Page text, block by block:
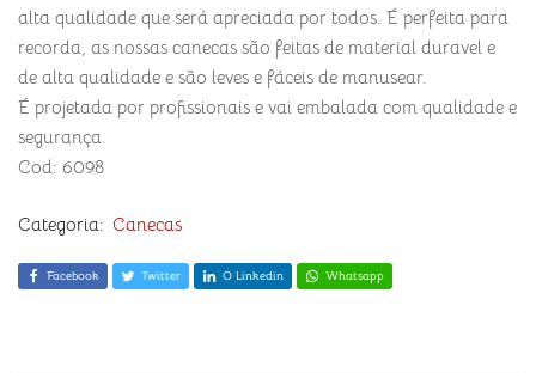
alta qualidade que será apreciada por todos. É perfeita para
recorda, as nossas canecas são feitas de material duravel e
de alta qualidade e são leves e fáceis de manusear.
É projetada por profissionais e vai embalada com qualidade e
segurança.
Cod: 6098
Categoria: Canecas
Facebook Twitter O Linkedin Whatsapp